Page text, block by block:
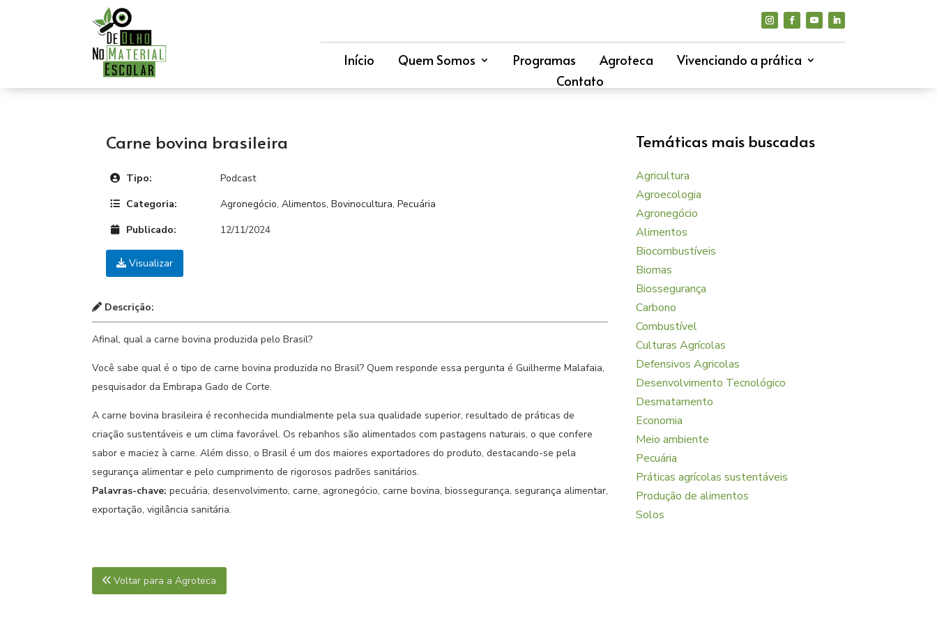
Início Quem Somos Programas Agroteca
Vivenciando a prática
Contato
Carne bovina brasileira
Tipo:
Podcast
Categoria:
Agronegócio, Alimentos, Bovinocultura, Pecuária
Publicado:
12/11/2024
Visualizar
Descrição:
Afinal, qual a carne bovina produzida pelo Brasil?
Você sabe qual é o tipo de carne bovina produzida no Brasil? Quem responde essa pergunta é Guilherme Malafaia,
pesquisador da Embrapa Gado de Corte.
A carne bovina brasileira é reconhecida mundialmente pela sua qualidade superior, resultado de práticas de
criação sustentáveis e um clima favorável. Os rebanhos são alimentados com pastagens naturais, o que confere
sabor e maciez à carne. Além disso, o Brasil é um dos maiores exportadores do produto, destacando-se pela
segurança alimentar e pelo cumprimento de rigorosos padrões sanitários.
Palavras-chave: pecuária, desenvolvimento, carne, agronegócio, carne bovina, biossegurança, segurança alimentar,
exportação, vigilância sanitária.
Voltar para a Agroteca
Temáticas mais buscadas
Agricultura
Agroecologia
Agronegócio
Alimentos
Biocombustíveis
Biomas
Biossegurança
Carbono
Combustível
Culturas Agrícolas
Defensivos Agricolas
Desenvolvimento Tecnológico
Desmatamento
Economia
Meio ambiente
Pecuária
Práticas agrícolas sustentáveis
Produção de alimentos
Solos